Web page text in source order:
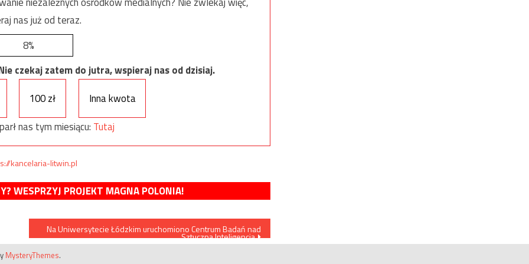
nas już od teraz.
8%
czekaj zatem do jutra, wspieraj nas od dzisiaj.
100 zł
Inna kwota
nas tym miesiącu: Tutaj
kancelaria-litwin.pl
WESPRZYJ PROJEKT MAGNA POLONIA!
Na Uniwersytecie Łódzkim uruchomiono Centrum Badań nad
Sztuczną Inteligencją
MysteryThemes.